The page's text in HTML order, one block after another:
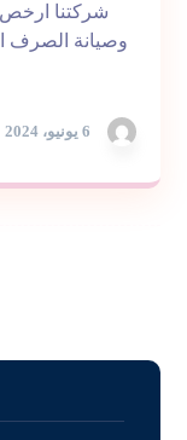
6 يونيو، 2024
شركتنا
وصيانة الصرف